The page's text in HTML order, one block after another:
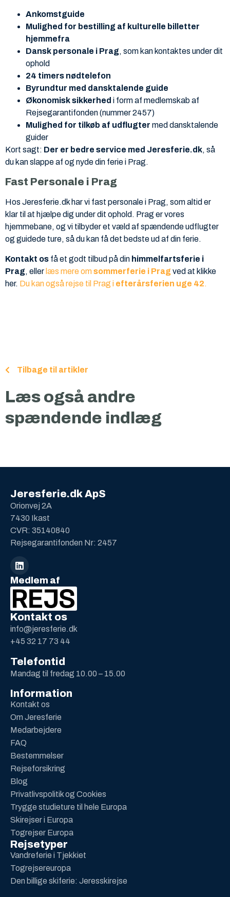
Ankomstguide
Mulighed for bestilling af kulturelle billetter
hjemmefra
Dansk personale i Prag, som kan kontaktes under dit
ophold
24 timers nødtelefon
Byrundtur med dansktalende guide
Økonomisk sikkerhed i form af medlemskab af
Rejsegarantifonden (nummer 2457)
Mulighed for tilkøb af udflugter med dansktalende
guider
Kort sagt: Der er bedre service med Jeresferie.dk, så
du kan slappe af og nyde din ferie i Prag.
Fast Personale i Prag
Hos Jeresferie.dk har vi fast personale i Prag, som altid er
klar til at hjælpe dig under dit ophold. Prag er vores
hjemmebane, og vi tilbyder et væld af spændende udflugter
og guidede ture, så du kan få det bedste ud af din ferie.
Kontakt os få et godt tilbud på din himmelfartsferie i
Prag, eller læs mere omsommerferie i Prag ved at klikke
her. Du kan også rejse til Prag i efterårsferien uge 42.
Tilbage til artikler
Læs også andre
spændende indlæg
Jeresferie.dk ApS
Orionvej 2A
7430 Ikast
CVR: 35140840
Rejsegarantifonden Nr: 2457
Medlem af
Kontakt os
info@jeresferie.dk
+45 32 17 73 44
Telefontid
Mandag til fredag 10.00 – 15.00
Information
Kontakt os
Om Jeresferie
Medarbejdere
FAQ
Bestemmelser
Rejseforsikring
Blog
Privatlivspolitik og Cookies
Trygge studieture til hele Europa
Skirejser i Europa
Togrejser Europa
Rejsetyper
Vandreferie i Tjekkiet
Togrejsereuropa
Den billige skiferie: Jeresskirejse